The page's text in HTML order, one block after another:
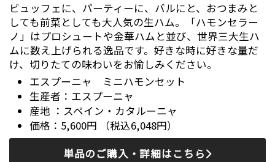
ビュッフェに、パーティーに、バルにと、おつまみと
しても前菜としても大人気の生ハム。「ハモンセラー
ノ」はプロシュートや金華ハムと並び、世界三大生ハ
ムに数え上げられる逸品です。好きな時に好きな量だ
け、切りたての味わいをお愉しみください。
エスプーニャ ミニハモンセット
エスプーニャ
スペイン・カタルーニャ
5,600円 （税込6,048円）
単品のご購入・詳細はこちら